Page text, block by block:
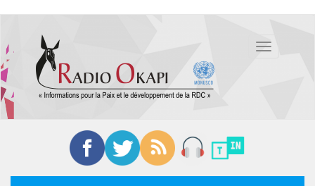
contenu
principal
Toggle